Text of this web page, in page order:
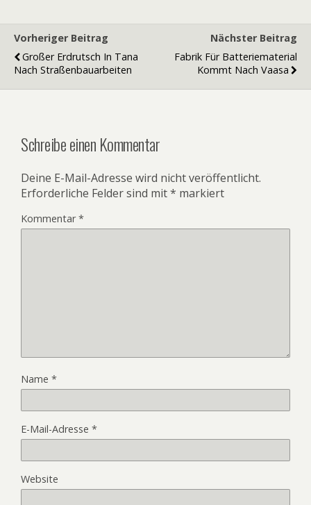
Vorheriger Beitrag
Großer Erdrutsch In Tana
Nach Straßenbauarbeiten
Nächster Beitrag
Fabrik Für Batteriematerial
Kommt Nach Vaasa
Schreibe einen Kommentar
Deine E-Mail-Adresse wird nicht veröffentlicht.
Erforderliche Felder sind mit* markiert
Kommentar*
Name *
E-Mail-Adresse *
Website